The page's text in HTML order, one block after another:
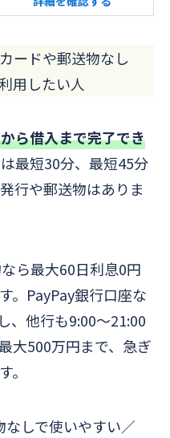
カードや郵送物なし
用したい人
ら借入まで完了でき
最短30分、最短45分
行や郵送物はありま
ら最大60日利息0円
。PayPay銀行口座な
、他行も9:00〜21:00
大500万円まで、急ぎ
。
しで使いやすい／